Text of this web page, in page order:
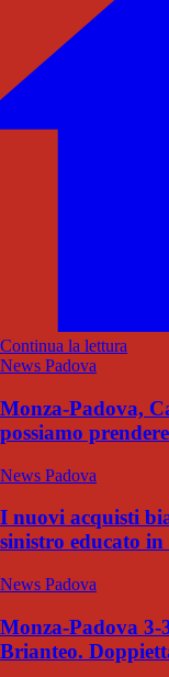
Continua la lettura
News Padova
Monza-Padova,
possiamo
News Padova
I nuovi acquisti
sinistro educato in
News Padova
Monza-Padova 3-
Brianteo.